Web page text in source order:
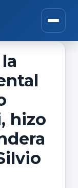
Abrir
hizo